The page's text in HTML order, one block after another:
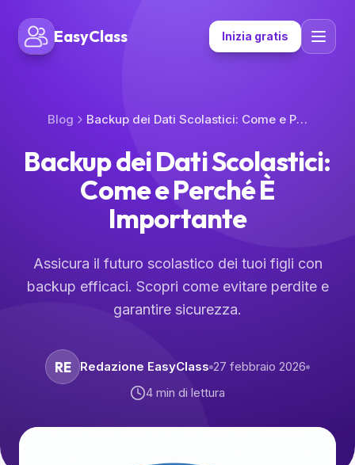
EasyClass Inizia gratis
Blog Backup dei Dati Scolastici: Come e Perché È Importante
Backup dei Dati Scolastici:
Come e Perché È
Importante
Assicura il futuro scolastico dei tuoi figli con
backup efficaci. Scopri come evitare perdite e
garantire sicurezza.
RE Redazione EasyClass 27 febbraio 2026
4 min di lettura